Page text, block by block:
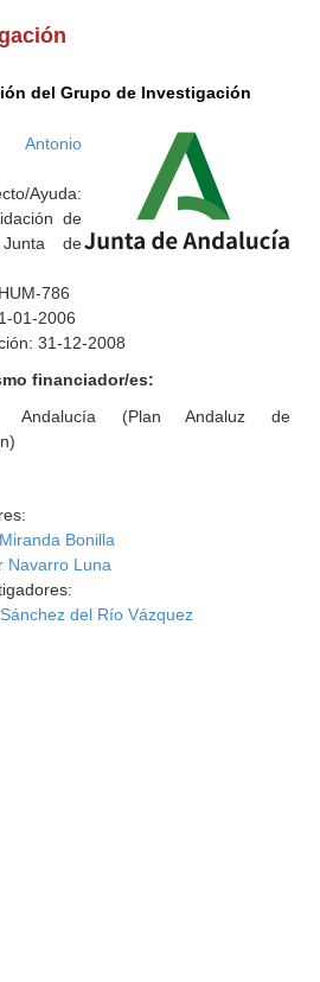
del Grupo de Investigación
Antonio
Ayuda:
de
de
786
01-2006
31-12-2008
financiador/es:
Andalucía (Plan Andaluz de
Bonilla
Navarro Luna
del Río Vázquez